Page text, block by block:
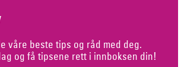
våre beste tips og råd med deg.
og få tipsene rett i innboksen din!